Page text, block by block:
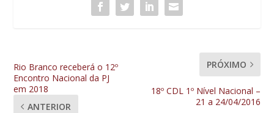
Rio Branco receberá o 12º
Encontro Nacional da PJ
em 2018
ANTERIOR
PRÓXIMO
18º CDL 1º Nível Nacional –
21 a 24/04/2016